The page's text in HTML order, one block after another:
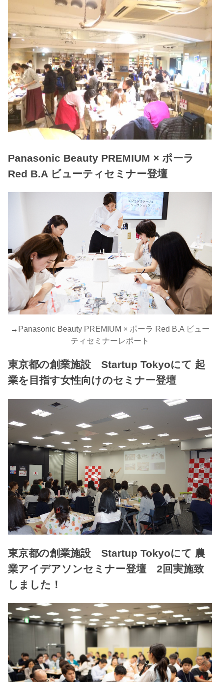
Panasonic Beauty PREMIUM × ポーラ
Red B.A ビューティセミナー登壇
→ Panasonic Beauty PREMIUM × ポーラ Red B.A ビュー
ティセミナーレポート
東京都の創業施設 Startup Tokyoにて 起
業を目指す女性向けのセミナー登壇
東京都の創業施設 Startup Tokyoにて 農
業アイデアソンセミナー登壇 2回実施致
しました！